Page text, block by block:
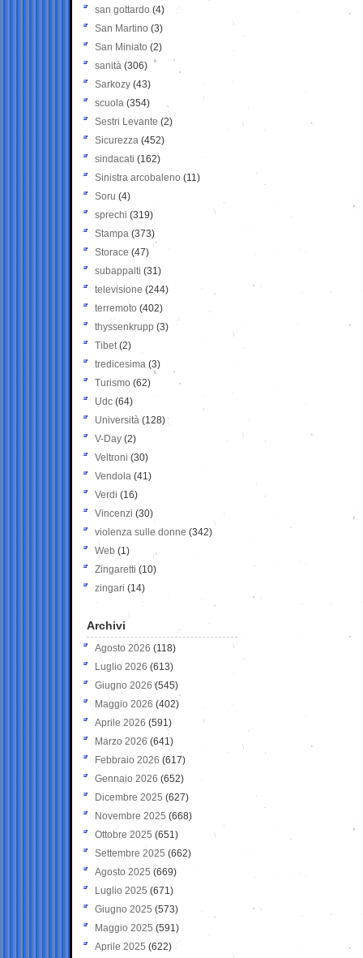
san gottardo (4)
San Martino (3)
San Miniato (2)
sanità (306)
Sarkozy (43)
scuola (354)
Sestri Levante (2)
Sicurezza (452)
sindacati (162)
Sinistra arcobaleno (11)
Soru (4)
sprechi (319)
Stampa (373)
Storace (47)
subappalti (31)
televisione(244)
terremoto (402)
thyssenkrupp (3)
Tibet(2)
tredicesima (3)
Turismo (62)
Udc (64)
Università (128)
V-Day (2)
Veltroni (30)
Vendola (41)
Verdi (16)
Vincenzi (30)
violenza sulle donne (342)
Web (1)
Zingaretti (10)
zingari (14)
Archivi
Agosto 2026 (118)
Luglio 2026 (613)
Giugno 2026 (545)
Maggio 2026 (402)
Aprile 2026 (591)
Marzo 2026 (641)
Febbraio 2026 (617)
Gennaio 2026 (652)
Dicembre 2025 (627)
Novembre 2025 (668)
Ottobre 2025 (651)
Settembre 2025 (662)
Agosto 2025 (669)
Luglio 2025 (671)
Giugno 2025 (573)
Maggio 2025 (591)
Aprile 2025 (622)